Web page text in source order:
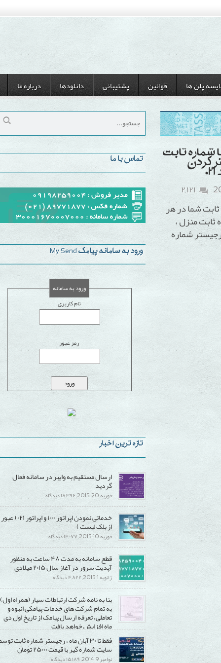
ها قوانین پشتیبانی دانلودها درباره ما
ثابت
۲,۱۲۱
در هر
،
شماره
تماس با ما
ورود به سامانه پیامک My Send
ورود به سامانه
نام کاربری
تازه ترین اخبار
ارسال مستقیم به وایبر در سامانه فعال
گردید
فوریه 20, 2015, ۱۸,۳۹۶ دیدگاه
برای
ارسال
مستقیم
به
وایبر
در
سامانه
فعال
گردید
خدماتی نمودن اپراتور ۱۰۰۰ و اپراتور ۰۲۱ ( عبور
از بلک لیست )
فوریه 10, 2015, ۱۴,۰۷۷ دیدگاه
برای
خدماتی
نمودن
اپراتور
۱۰۰۰
و
اپراتور
۰۲۱
(
از
بلک
قطع سامانه به مدت ۴۸ ساعت به منظور
آپدیت سرور در آغاز سال ۲۰۱۵ میلادی
ژانویه 1, 2015, ۴,۸۲۲ دیدگاه
برای
قطع
سامانه
به
مدت
۴۸
ساعت
به
بنا به نامه شرکت ارتباطات سیار (همراه اول)
به تمام شرکت های خدمات پیامکی انبوه و
تعاملی، تعرفه ارسال پیامک از تاریخ اول دی
ماه افزایش خواهد یافت
۱۵,۲۹۰ دیدگاه
بنا
به
فقط تا ۳۰ آبان ماه ، رجیستر شماره ثابت توسط
سایت شماره گیر با قیمت ۲۵۰۰۰ تومان
نوامبر 9, 2014, ۱۵,۱۸۹ دیدگاه
برای